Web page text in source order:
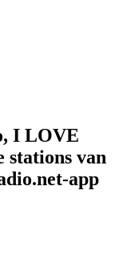
I LOVE
stations van
app